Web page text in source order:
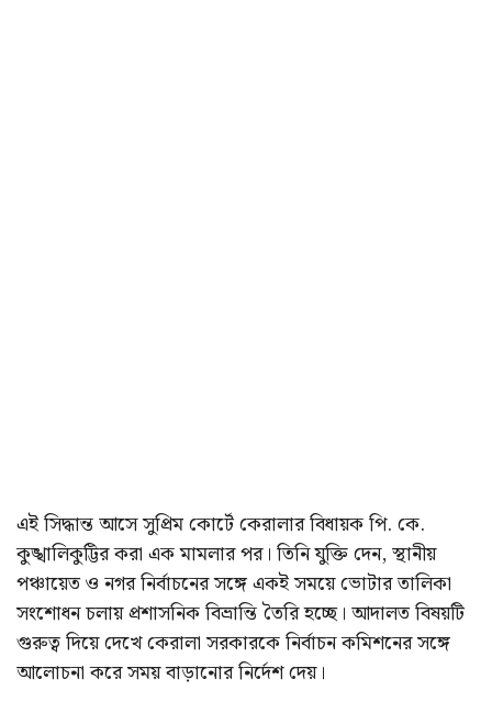
এই সিদ্ধান্ত আসে সুপ্রিম কোর্টে কেরালার বিধায়ক পি. কে.
কুঙ্খালিকুট্টির করা এক মামলার পর। তিনি যুক্তি দেন, স্থানীয়
পঞ্চায়েত ও নগর নির্বাচনের সঙ্গে একই সময়ে ভোটার তালিকা
সংশোধন চলায় প্রশাসনিক বিভ্রান্তি তৈরি হচ্ছে। আদালত বিষয়টি
গুরুত্ব দিয়ে দেখে কেরালা সরকারকে নির্বাচন কমিশনের সঙ্গে
আলোচনা করে সময় বাড়ানোর নির্দেশ দেয়।